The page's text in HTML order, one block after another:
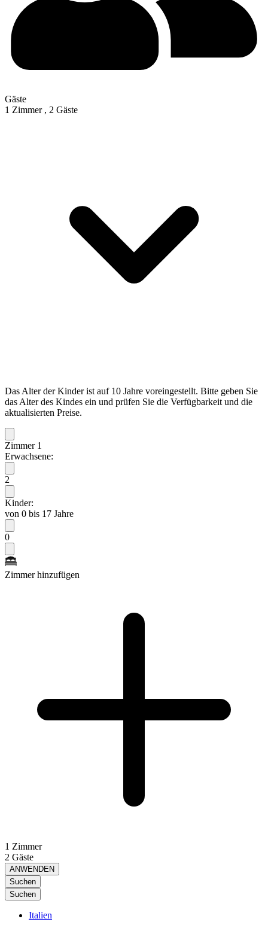
Gäste
1 Zimmer , 2 Gäste
Das Alter der Kinder ist auf 10 Jahre voreingestellt. Bitte geben Sie
das Alter des Kindes ein und prüfen Sie die Verfügbarkeit und die
aktualisierten Preise.
Zimmer 1
Erwachsene:
2
Kinder:
von 0 bis 17 Jahre
0
Zimmer hinzufügen
1 Zimmer
2 Gäste
ANWENDEN
Suchen
Suchen
Italien